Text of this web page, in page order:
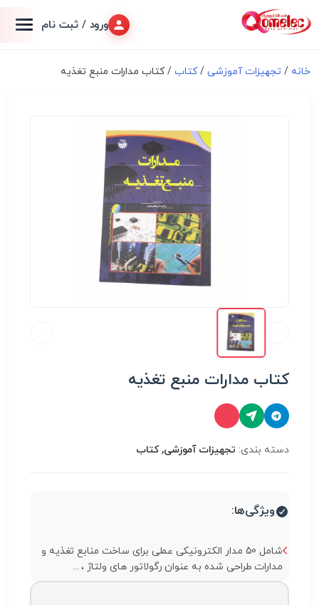
ورود / ثبت نام
خانه /تجهیزات آموزشی /کتاب / کتاب مدارات منبع تغذیه
کتاب مدارات منبع تغذیه
دسته بندی: تجهیزات آموزشی, کتاب
ویژگی‌ها:
شامل 50 مدار الکترونیکی عملی برای ساخت منابع تغذیه و
مدارات طراحی شده به عنوان رگولاتور های ولتاژ ، ...